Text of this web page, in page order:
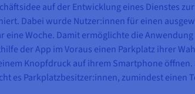
auf der Entwicklung eines Dienstes
Dabei wurde Nutzer:innen für einen
eine Woche. Damit ermöglichte die
der App im Voraus einen Parkplatz ihrer
Knopfdruck auf ihrem Smartphone
es Parkplatzbesitzer:innen, zumindest einen